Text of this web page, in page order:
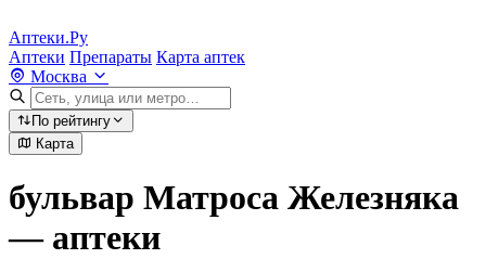
Аптеки.Ру
Аптеки Препараты Карта аптек
Москва
По рейтингу
Карта
бульвар Матроса Железняка
— аптеки